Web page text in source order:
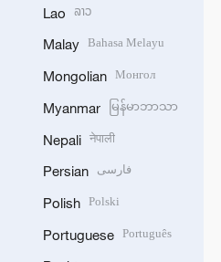
Lao ລາວ
Malay Bahasa Melayu
Mongolian Монгол
Myanmar မြန်မာဘာသာ
Nepali नेपाली
Persian فارسی
Polish Polski
Portuguese Português